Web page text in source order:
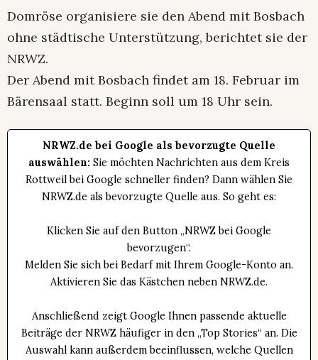
Domröse organisiere sie den Abend mit Bosbach
ohne städtische Unterstützung, berichtet sie der
NRWZ.
Der Abend mit Bosbach findet am 18. Februar im
Bärensaal statt. Beginn soll um 18 Uhr sein.
NRWZ.de bei Google als bevorzugte Quelle
auswählen: Sie möchten Nachrichten aus dem Kreis
Rottweil bei Google schneller finden? Dann wählen Sie
NRWZ.de als bevorzugte Quelle aus. So geht es:
Klicken Sie auf den Button „NRWZ bei Google
bevorzugen“.
Melden Sie sich bei Bedarf mit Ihrem Google-Konto an.
Aktivieren Sie das Kästchen neben NRWZ.de.
Anschließend zeigt Google Ihnen passende aktuelle
Beiträge der NRWZ häufiger in den „Top Stories“ an. Die
Auswahl kann außerdem beeinflussen, welche Quellen